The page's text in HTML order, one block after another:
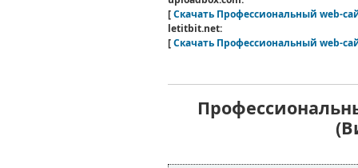
[Скачать Профессиональный web-
letitbit.net:
[Скачать Профессиональный web-